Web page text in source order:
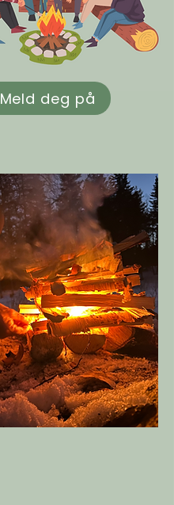
Meld deg på